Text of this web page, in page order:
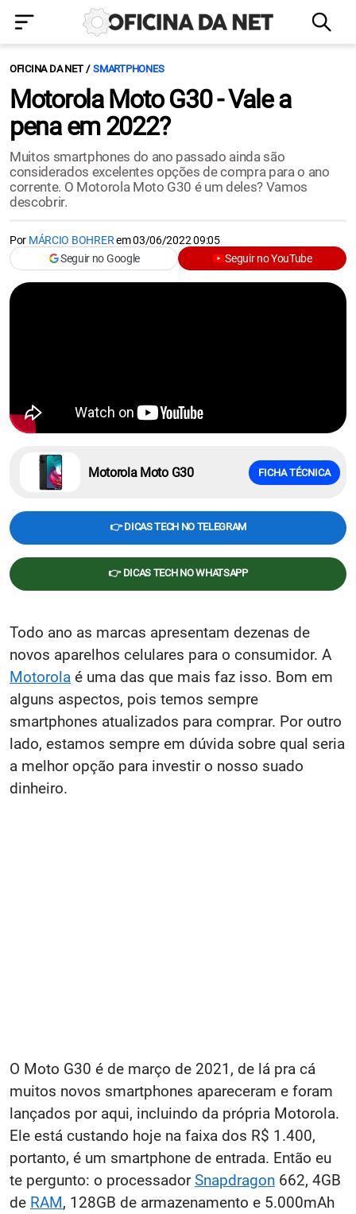
OFICINA DA NET SMARTPHONES
Motorola Moto G30 - Vale a
pena em 2022?
Muitos smartphones do ano passado ainda são
considerados excelentes opções de compra para o ano
corrente. O Motorola Moto G30 é um deles? Vamos
descobrir.
Por MÁRCIO BOHRERem03/06/2022 09:05
Seguir no Google
Seguir no YouTube
Motorola Moto G30 FICHA TÉCNICA
👉 DICAS TECH NO TELEGRAM
👉 DICAS TECH NO WHATSAPP
Todo ano as marcas apresentam dezenas de
novos aparelhos celulares para o consumidor. A
Motorola é uma das que mais faz isso. Bom em
alguns aspectos, pois temos sempre
smartphones atualizados para comprar. Por outro
lado, estamos sempre em dúvida sobre qual seria
a melhor opção para investir o nosso suado
dinheiro.
O Moto G30 é de março de 2021, de lá pra cá
muitos novos smartphones apareceram e foram
lançados por aqui, incluindo da própria Motorola.
Ele está custando hoje na faixa dos R$ 1.400,
portanto, é um smartphone de entrada. Então eu
te pergunto: o processadorSnapdragon 662, 4GB
de RAM, 128GB de armazenamento e 5.000mAh